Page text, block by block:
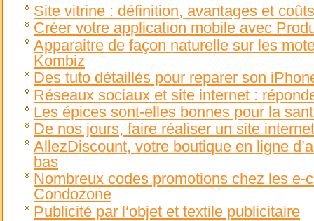
Site vitrine : définition, avantages et
Créer votre application mobile avec
Apparaitre de façon naturelle sur les
Kombiz
Des tuto détaillés pour reparer son
Réseaux sociaux et site internet :
Les épices sont-elles bonnes pour la
De nos jours, faire réaliser un site
AllezDiscount, votre boutique en ligne
bas
Nombreux codes promotions chez les
Condozone
Publicité par l‘objet et textile publicitaire